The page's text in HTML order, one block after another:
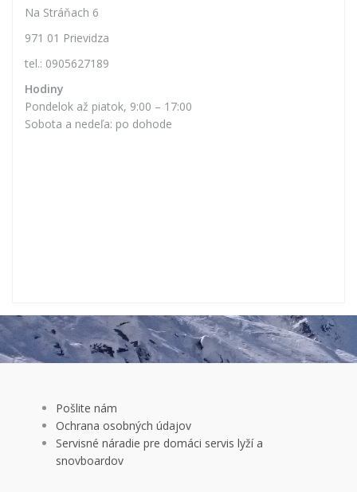
Na Stráňach 6
971 01 Prievidza
tel.: 0905627189
Hodiny
Pondelok až piatok, 9:00 – 17:00
Sobota a nedeľa: po dohode
Pošlite nám
Ochrana osobných údajov
Servisné náradie pre domáci servis lyží a
snovboardov